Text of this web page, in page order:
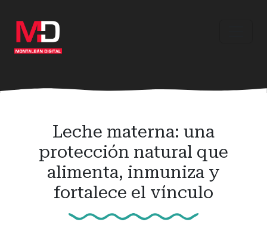
contenido
principal
Leche materna: una
protección natural que
alimenta, inmuniza y
fortalece el vínculo